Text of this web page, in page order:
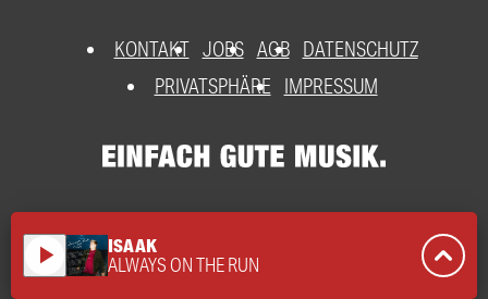
KONTAKT JOBS AGB DATENSCHUTZ
PRIVATSPHÄRE
IMPRESSUM
play_arrow ISAAK
ALWAYS ON THE RUN